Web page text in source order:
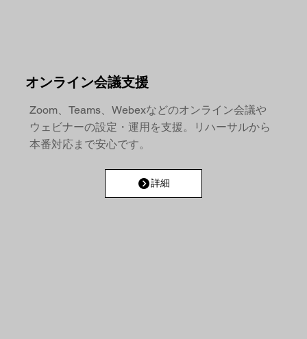
オンライン会議支援
Zoom、Teams、Webexなどのオンライン会議や
ウェビナーの設定・運用を支援。リハーサルから
本番対応まで安心です。
詳細